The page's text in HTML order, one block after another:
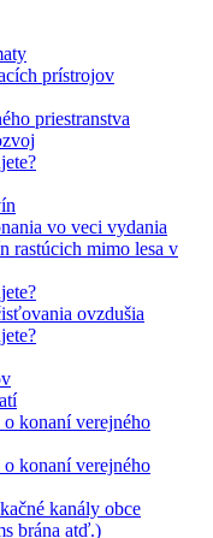
prístrojov
priestranstva
vo veci vydania
rastúcich mimo lesa v
ovzdušia
konaní verejného
konaní verejného
kanály obce
brána atď.)